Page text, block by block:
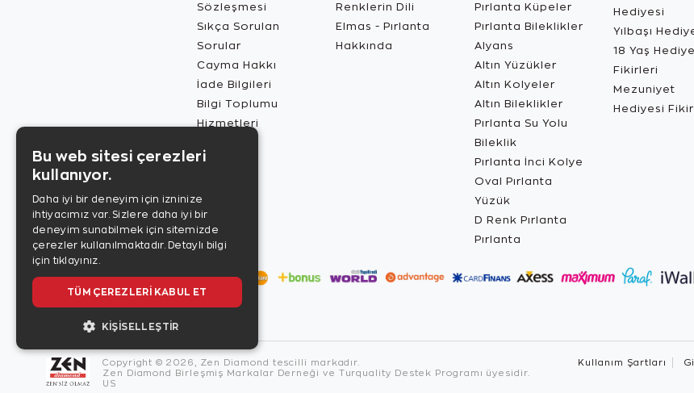
Sözleşmesi
Sıkça Sorulan
Sorular
Cayma Hakkı
İade Bilgileri
Bilgi Toplumu
Hizmetleri
Renklerin Dili
Elmas - Pırlanta
Hakkında
Pırlanta Küpeler
Pırlanta Bileklikler
Alyans
Altın Yüzükler
Altın Kolyeler
Altın Bileklikler
Pırlanta Su Yolu
Bileklik
Pırlanta İnci Kolye
Oval Pırlanta
Yüzük
D Renk Pırlanta
Pırlanta
Hediyesi
Yılbaşı
18 Yaş Hediye
Fikirleri
Mezuniyet
Hediyesi
Copyright © 2026, Zen Diamond tescilli markadır.
Zen Diamond Birleşmiş Markalar Derneği ve Turquality Destek Programı üyesidir.
US
Kullanım Şartları
Bu web sitesi çerezleri
kullanıyor.
Daha iyi bir deneyim için izninize
ihtiyacımız var. Sizlere daha iyi bir
deneyim sunabilmek için sitemizde
çerezler kullanılmaktadır. Detaylı bilgi
için tıklayınız.
TÜM ÇEREZLERI KABUL ET
KIŞISELLEŞTIR